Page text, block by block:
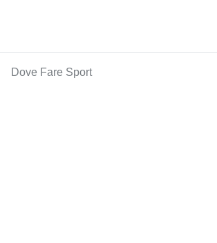
Dove Fare Sport